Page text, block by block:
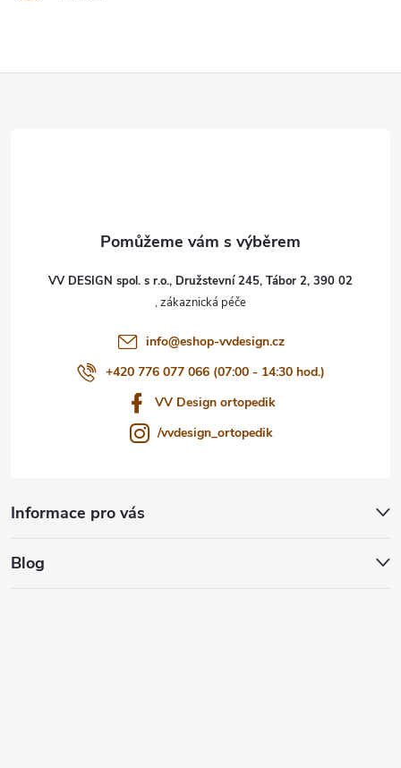
VV DESIGN spol. s r.o., Družstevní 245, Tábor 2, 390 02
info@eshop-vvdesign.cz
+420 776 077 066 (07:00 - 14:30 hod.)
VV Design ortopedik
/vvdesign_ortopedik
Informace pro vás
Blog